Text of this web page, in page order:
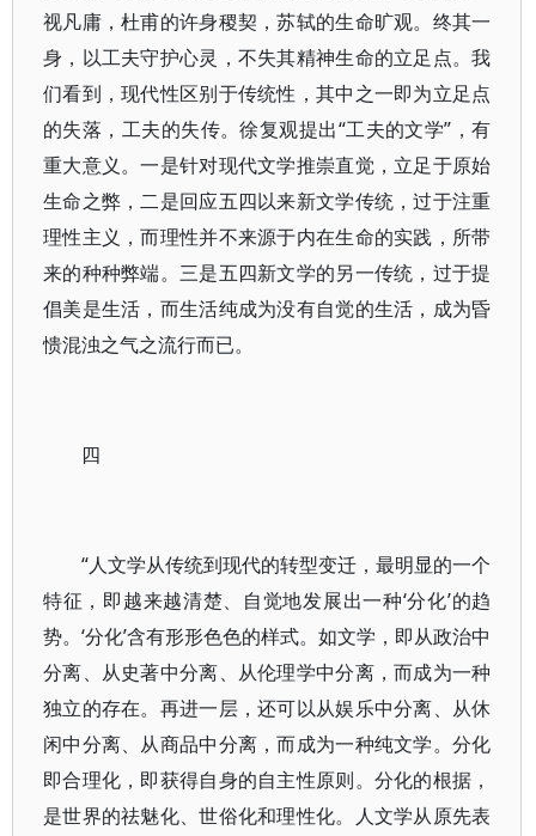
视凡庸，杜甫的许身稷契，苏轼的生命旷观。终其一
身，以工夫守护心灵，不失其精神生命的立足点。我
们看到，现代性区别于传统性，其中之一即为立足点
的失落，工夫的失传。徐复观提出“工夫的文学”，有
重大意义。一是针对现代文学推崇直觉，立足于原始
生命之弊，二是回应五四以来新文学传统，过于注重
理性主义，而理性并不来源于内在生命的实践，所带
来的种种弊端。三是五四新文学的另一传统，过于提
倡美是生活，而生活纯成为没有自觉的生活，成为昏
愦混浊之气之流行而已。
四
“人文学从传统到现代的转型变迁，最明显的一个
特征，即越来越清楚、自觉地发展出一种‘分化’的趋
势。‘分化’含有形形色色的样式。如文学，即从政治中
分离、从史著中分离、从伦理学中分离，而成为一种
独立的存在。再进一层，还可以从娱乐中分离、从休
闲中分离、从商品中分离，而成为一种纯文学。分化
即合理化，即获得自身的自主性原则。分化的根据，
是世界的祛魅化、世俗化和理性化。人文学从原先表